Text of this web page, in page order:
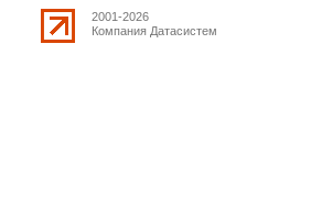
2001-2026
Компания Датасистем